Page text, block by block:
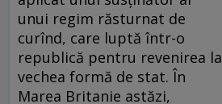
unui regim răsturnat de
curînd, care luptă într-o
republică pentru revenirea la
vechea formă de stat. În
Marea Britanie astăzi,